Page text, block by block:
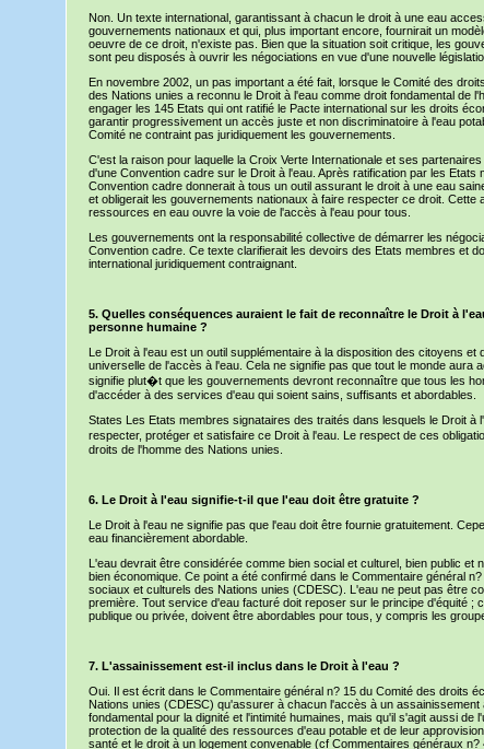
Non. Un texte international, garantissant à chacun le droit à une eau
gouvernements nationaux et qui, plus important encore, fournirait un
oeuvre de ce droit, n'existe pas. Bien que la situation soit critique, les
sont peu disposés à ouvrir les négociations en vue d'une nouvelle
En novembre 2002, un pas important a été fait, lorsque le Comité des
des Nations unies a reconnu le Droit à l'eau comme droit fondamental de
engager les 145 Etats qui ont ratifié le Pacte international sur les droits
garantir progressivement un accès juste et non discriminatoire à l'eau
Comité ne contraint pas juridiquement les gouvernements.
C'est la raison pour laquelle la Croix Verte Internationale et ses
d'une Convention cadre sur le Droit à l'eau. Après ratification par les Etats
Convention cadre donnerait à tous un outil assurant le droit à une eau
et obligerait les gouvernements nationaux à faire respecter ce droit. Cette
ressources en eau ouvre la voie de l'accès à l'eau pour tous.
Les gouvernements ont la responsabilité collective de démarrer les
Convention cadre. Ce texte clarifierait les devoirs des Etats membres et
international juridiquement contraignant.
5. Quelles conséquences auraient le fait de reconnaître le Droit à
personne humaine ?
Le Droit à l'eau est un outil supplémentaire à la disposition des citoyens
universelle de l'accès à l'eau. Cela ne signifie pas que tout le monde aura
signifie plut�t que les gouvernements devront reconnaître que tous les
d'accéder à des services d'eau qui soient sains, suffisants et abordables.
States Les Etats membres signataires des traités dans lesquels le Droit à
respecter, protéger et satisfaire ce Droit à l'eau. Le respect de ces
droits de l'homme des Nations unies.
6. Le Droit à l'eau signifie-t-il que l'eau doit être gratuite ?
Le Droit à l'eau ne signifie pas que l'eau doit être fournie gratuitement.
eau financièrement abordable.
L'eau devrait être considérée comme bien social et culturel, bien public et
bien économique. Ce point a été confirmé dans le Commentaire général
sociaux et culturels des Nations unies (CDESC). L'eau ne peut pas être
première. Tout service d'eau facturé doit reposer sur le principe d'équité ;
publique ou privée, doivent être abordables pour tous, y compris les
7. L'assainissement est-il inclus dans le Droit à l'eau ?
Oui. Il est écrit dans le Commentaire général n? 15 du Comité des droits
Nations unies (CDESC) qu'assurer à chacun l'accès à un assainissement
fondamental pour la dignité et l'intimité humaines, mais qu'il s'agit aussi de
protection de la qualité des ressources d'eau potable et de leur
santé et le droit à un logement convenable (cf Commentaires généraux